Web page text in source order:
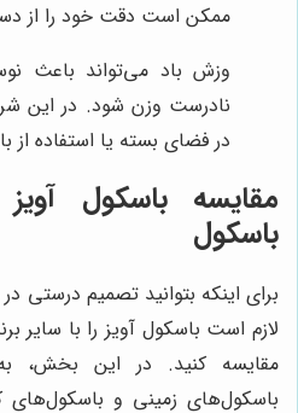
ممکن است دقت خود را از
وزش باد می‌تواند باعث
نادرست وزن شود. در این
در فضای بسته یا استفاده از
مقایسه باسکول
باسکول
برای اینکه بتوانید تصمیم درستی
لازم است باسکول آویز را با سایر
مقایسه کنید. در این بخش،
باسکول‌های زمینی و باسکول‌های